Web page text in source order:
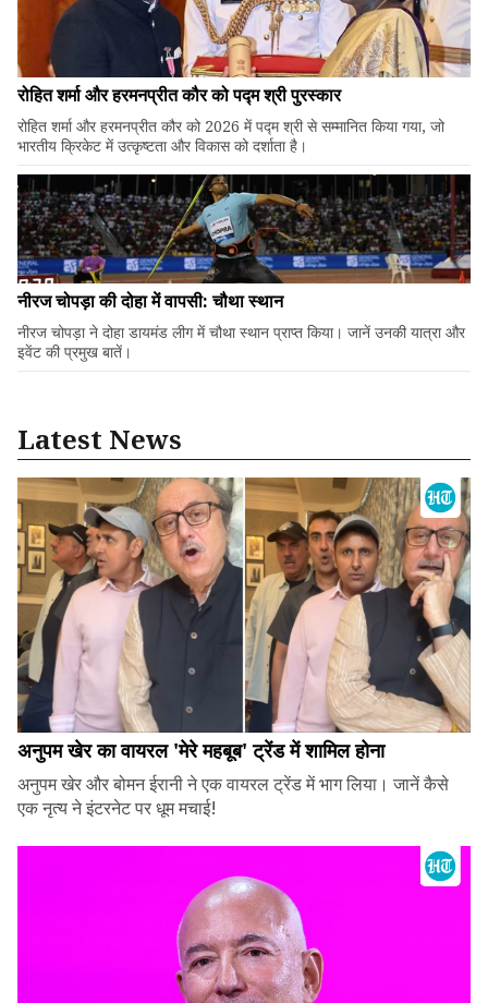
रोहित शर्मा और हरमनप्रीत कौर को पद्म श्री पुरस्कार
रोहित शर्मा और हरमनप्रीत कौर को 2026 में पद्म श्री से सम्मानित किया गया, जो
भारतीय क्रिकेट में उत्कृष्टता और विकास को दर्शाता है।
नीरज चोपड़ा की दोहा में वापसी: चौथा स्थान
नीरज चोपड़ा ने दोहा डायमंड लीग में चौथा स्थान प्राप्त किया। जानें उनकी यात्रा और
इवेंट की प्रमुख बातें।
Latest News
अनुपम खेर का वायरल 'मेरे महबूब' ट्रेंड में शामिल होना
अनुपम खेर और बोमन ईरानी ने एक वायरल ट्रेंड में भाग लिया। जानें कैसे
एक नृत्य ने इंटरनेट पर धूम मचाई!